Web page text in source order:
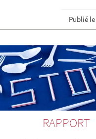
Publié le
RAPPORT